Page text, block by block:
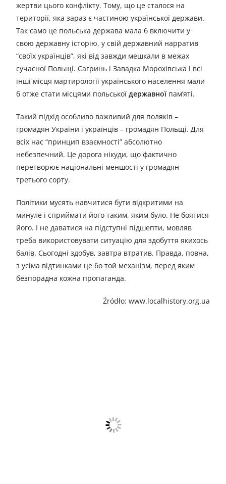
жертви цього конфлікту. Тому, що це сталося на
території, яка зараз є частиною української держави.
Так само це польська держава мала б включити у
свою державну історію, у свій державний нарратив
“своїх українців”, які від завжди мешкали в межах
сучасної Польщі. Сагринь і Завадка Морохівська і всі
інші місця мартирології українського населення мали
б отже стати місцями польськоїдержавної пам’яті.
Такий підхід особливо важливий для поляків –
громадян України і українців – громадян Польщі. Для
всіх нас “принцип взаємності” абсолютно
небезпечний. Це дорога нікуди, що фактично
перетворює національні меншості у громадян
третього сорту.
Політики мусять навчитися бути відкритими на
минуле і сприймати його таким, яким було. Не боятися
його. І не даватися на підступні підшепти, мовляв
треба використовувати ситуацію для здобуття якихось
балів. Сьогодні здобув, завтра втратив. Правда, повна,
з усіма відтинками це бо той механізм, перед яким
безпорадна кожна пропаганда.
Źródło: www.localhistory.org.ua